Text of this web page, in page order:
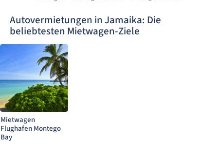
Autovermietungen in Jamaika: Die
beliebtesten Mietwagen-Ziele
Mietwagen
Flughafen Montego
Bay